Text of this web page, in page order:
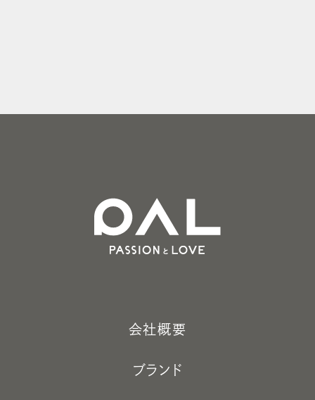
会社概要
ブランド